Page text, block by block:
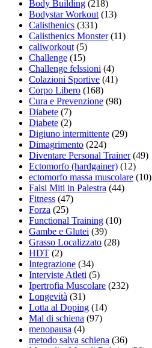
Body Building (218)
Bodystar Workout (13)
Calisthenics (331)
Calisthenics Monster(11)
caliworkout (5)
Challenge (15)
Challenge felssioni (4)
Colazioni Sportive (41)
Corpo Libero (168)
Cura e Prevenzione (98)
Diabete (7)
Diabete (2)
Digiuno intermittente (29)
Dimagrimento (224)
Diventare Personal Trainer(49)
Ectomorfo (hardgainer) (12)
ectomorfo massa muscolare (10)
Falsi Miti in Palestra (44)
Fitness (47)
Forza (25)
Functional Training (10)
Gambe e Glutei (39)
Grasso Localizzato (28)
HDT (2)
Integrazione (34)
Interviste Atleti (5)
Ipertrofia Muscolare (232)
Longevità (31)
Lotta al Doping (14)
Mal di schiena (97)
menopausa (4)
metodo salva schiena (36)